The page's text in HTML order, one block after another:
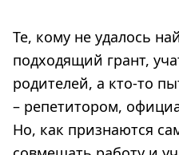
Те, кому не удалось
подходящий грант,
родителей, а кто-то
– репетитором,
Но, как признаются